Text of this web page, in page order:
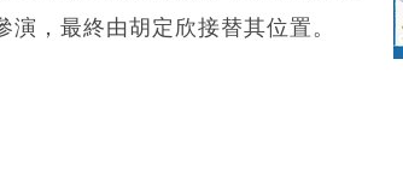
，最終由胡定欣接替其位置。